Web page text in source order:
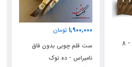
1,500,000 تومان
قلم فلزی یوسف - 3 میلی‌متر